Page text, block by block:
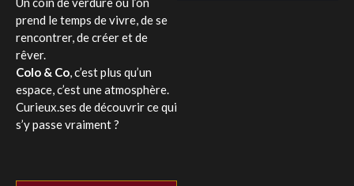
prend le temps de vivre, de se
rencontrer, de créer et de
rêver.
Colo & Co, c’est plus qu’un
espace, c’est une atmosphère.
Curieux.ses de découvrir ce qui
s’y passe vraiment ?